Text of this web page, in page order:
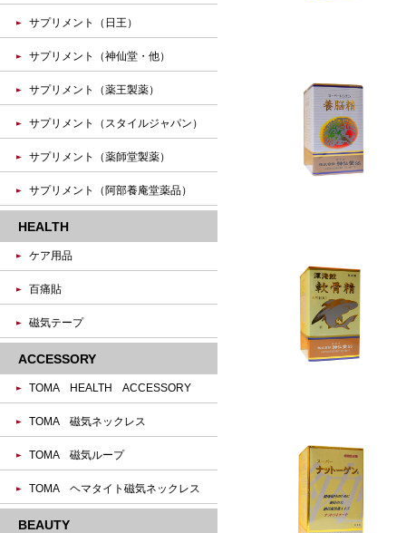
サプリメント（日王）
サプリメント（神仙堂・他）
サプリメント（薬王製薬）
サプリメント（スタイルジャパン）
サプリメント（薬師堂製薬）
サプリメント（阿部養庵堂薬品）
HEALTH
ケア用品
百痛貼
磁気テープ
ACCESSORY
TOMA HEALTH ACCESSORY
TOMA 磁気ネックレス
TOMA 磁気ループ
TOMA ヘマタイト磁気ネックレス
BEAUTY